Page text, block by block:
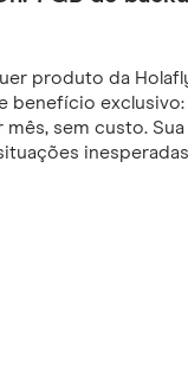
produto da
benefício exclusivo:
mês, sem custo.